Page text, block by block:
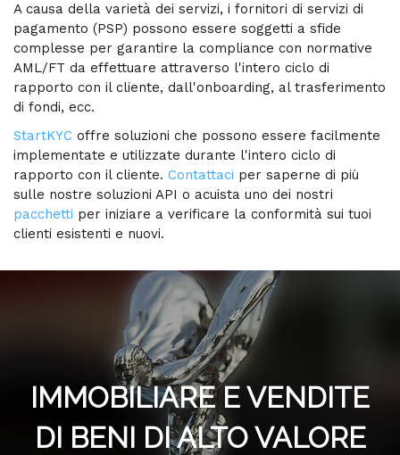
A causa della varietà dei servizi, i fornitori di servizi di
pagamento (PSP) possono essere soggetti a sfide
complesse per garantire la compliance con normative
AML/FT da effettuare attraverso l'intero ciclo di
rapporto con il cliente, dall'onboarding, al trasferimento
di fondi, ecc.
StartKYC offre soluzioni che possono essere facilmente
implementate e utilizzate durante l'intero ciclo di
rapporto con il cliente. Contattaci per saperne di più
sulle nostre soluzioni API o acuista uno dei nostri
pacchetti per iniziare a verificare la conformità sui tuoi
clienti esistenti e nuovi.
IMMOBILIARE E VENDITE
DI BENI DI ALTO VALORE